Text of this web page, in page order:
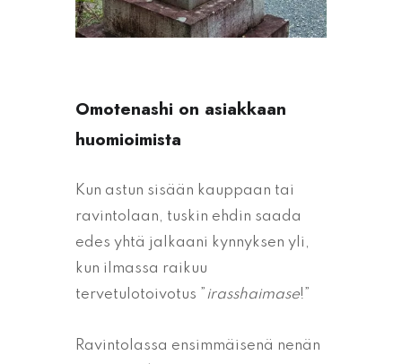
Omotenashi on asiakkaan
huomioimista
Kun astun sisään kauppaan tai
ravintolaan, tuskin ehdin saada
edes yhtä jalkaani kynnyksen yli,
kun ilmassa raikuu
tervetulotoivotus ” irasshaimase!”
Ravintolassa ensimmäisenä nenän